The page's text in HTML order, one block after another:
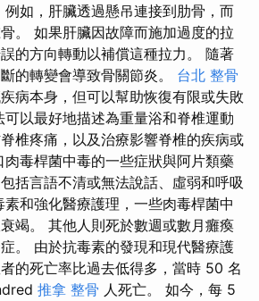
如，肝臟透過懸吊連接到肋骨，而
。 如果肝臟因故障而施加過度的拉
的方向轉動以補償這種拉力。 隨著
的轉變會導致骨關節炎。 台北 整骨
病本身，但可以幫助恢復有限或失敗
以最好地描述為重量浴和脊椎運動
椎疼痛，以及治療影響脊椎的疾病或
毒桿菌中毒的一些症狀與阿片類藥
括言語不清或無法說話、虛弱和呼吸
和強化醫療護理，一些肉毒桿菌中
竭。 其他人則死於數週或數月癱瘓
。 由於抗毒素的發現和現代醫療護
的死亡率比過去低得多，當時 50 名
推拿 整骨 人死亡。 如今，每 5